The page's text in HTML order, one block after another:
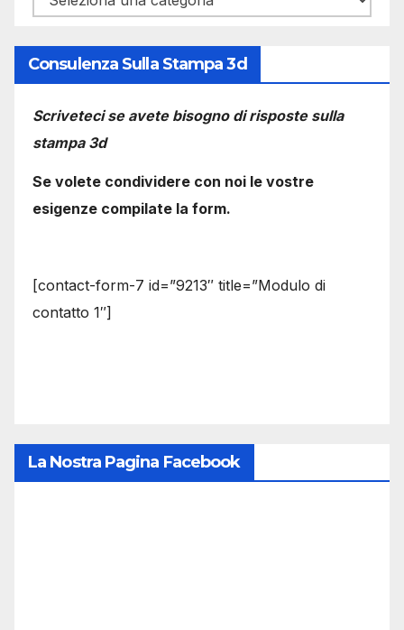
Consulenza Sulla Stampa 3d
Scriveteci se avete bisogno di risposte sulla
stampa 3d
Se volete condividere con noi le vostre
esigenze compilate la form.
[contact-form-7 id=”9213″ title=”Modulo di
contatto 1″]
La Nostra Pagina Facebook